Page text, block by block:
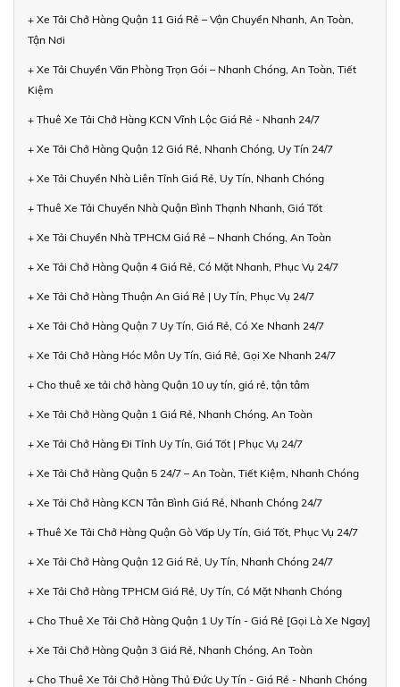
+ Xe Tải Chở Hàng Quận 11 Giá Rẻ – Vận Chuyển Nhanh, An Toàn,
Tận Nơi
+ Xe Tải Chuyển Văn Phòng Trọn Gói – Nhanh Chóng, An Toàn, Tiết
Kiệm
+ Thuê Xe Tải Chở Hàng KCN Vĩnh Lộc Giá Rẻ - Nhanh 24/7
+ Xe Tải Chở Hàng Quận 12 Giá Rẻ, Nhanh Chóng, Uy Tín 24/7
+ Xe Tải Chuyển Nhà Liên Tỉnh Giá Rẻ, Uy Tín, Nhanh Chóng
+ Thuê Xe Tải Chuyển Nhà Quận Bình Thạnh Nhanh, Giá Tốt
+ Xe Tải Chuyển Nhà TPHCM Giá Rẻ – Nhanh Chóng, An Toàn
+ Xe Tải Chở Hàng Quận 4 Giá Rẻ, Có Mặt Nhanh, Phục Vụ 24/7
+ Xe Tải Chở Hàng Thuận An Giá Rẻ | Uy Tín, Phục Vụ 24/7
+ Xe Tải Chở Hàng Quận 7 Uy Tín, Giá Rẻ, Có Xe Nhanh 24/7
+ Xe Tải Chở Hàng Hóc Môn Uy Tín, Giá Rẻ, Gọi Xe Nhanh 24/7
+ Cho thuê xe tải chở hàng Quận 10 uy tín, giá rẻ, tận tâm
+ Xe Tải Chở Hàng Quận 1 Giá Rẻ, Nhanh Chóng, An Toàn
+ Xe Tải Chở Hàng Đi Tỉnh Uy Tín, Giá Tốt | Phục Vụ 24/7
+ Xe Tải Chở Hàng Quận 5 24/7 – An Toàn, Tiết Kiệm, Nhanh Chóng
+ Xe Tải Chở Hàng KCN Tân Bình Giá Rẻ, Nhanh Chóng 24/7
+ Thuê Xe Tải Chở Hàng Quận Gò Vấp Uy Tín, Giá Tốt, Phục Vụ 24/7
+ Xe Tải Chở Hàng Quận 12 Giá Rẻ, Uy Tín, Nhanh Chóng 24/7
+ Xe Tải Chở Hàng TPHCM Giá Rẻ, Uy Tín, Có Mặt Nhanh Chóng
+ Cho Thuê Xe Tải Chở Hàng Quận 1 Uy Tín - Giá Rẻ [Gọi Là Xe Ngay]
+ Xe Tải Chở Hàng Quận 3 Giá Rẻ, Nhanh Chóng, An Toàn
+ Cho Thuê Xe Tải Chở Hàng Thủ Đức Uy Tín - Giá Rẻ - Nhanh Chóng